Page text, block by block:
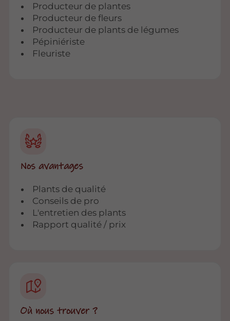
Producteur de plantes
Producteur de fleurs
Producteur de plants de légumes
Pépiniériste
Fleuriste
Nos avantages
Plants de qualité
Conseils de pro
L'entretien des plants
Rapport qualité / prix
Où nous trouver ?